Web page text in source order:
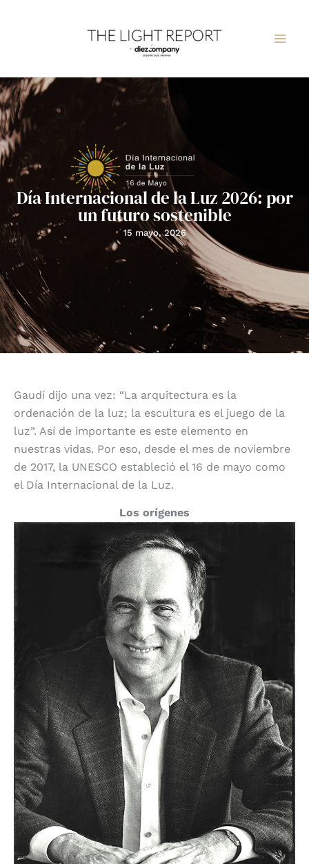
Día Internacional de la Luz 2026: por
un futuro sostenible
15 mayo, 2026
Gaudí dijo una vez: “La arquitectura es la
ordenación de la luz; la escultura es el juego de la
luz”. Así de importante es este elemento en
nuestras vidas. Por eso, desde el mes de noviembre
de 2017, la UNESCO estableció el 16 de mayo como
el Día Internacional de la Luz.
Los orígenes